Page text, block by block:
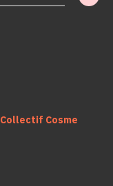
Collectif Cosme